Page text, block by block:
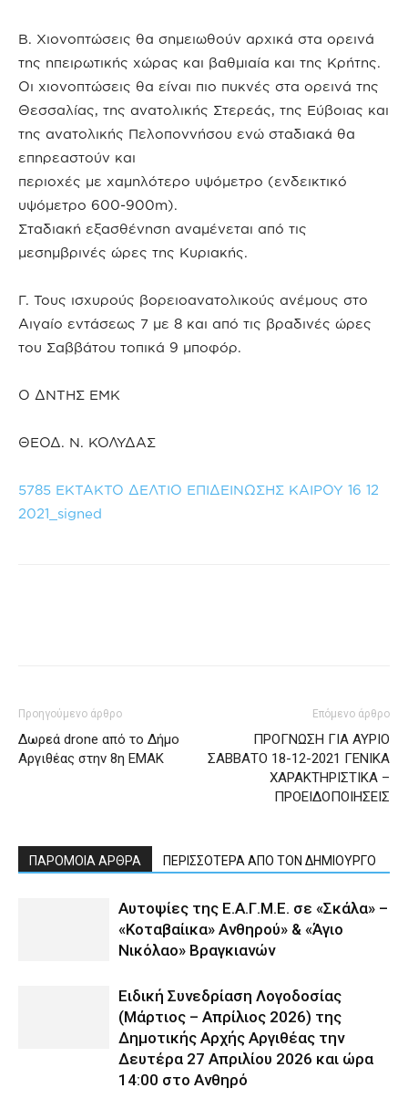
Β. Χιονοπτώσεις θα σημειωθούν αρχικά στα ορεινά
της ηπειρωτικής χώρας και βαθμιαία και της Κρήτης.
Οι χιονοπτώσεις θα είναι πιο πυκνές στα ορεινά της
Θεσσαλίας, της ανατολικής Στερεάς, της Εύβοιας και
της ανατολικής Πελοποννήσου ενώ σταδιακά θα
επηρεαστούν και
περιοχές με χαμηλότερο υψόμετρο (ενδεικτικό
υψόμετρο 600-900m).
Σταδιακή εξασθένηση αναμένεται από τις
μεσημβρινές ώρες της Κυριακής.
Γ. Τους ισχυρούς βορειοανατολικούς ανέμους στο
Αιγαίο εντάσεως 7 με 8 και από τις βραδινές ώρες
του Σαββάτου τοπικά 9 μποφόρ.
Ο ΔΝΤΗΣ ΕΜΚ
ΘΕΟΔ. Ν. ΚΟΛΥΔΑΣ
5785 ΕΚΤΑΚΤΟ ΔΕΛΤΙΟ ΕΠΙΔΕΙΝΩΣΗΣ ΚΑΙΡΟΥ 16 12
2021_signed
Προηγούμενο άρθρο
Δωρεά drone από το Δήμο
Αργιθέας στην 8η ΕΜΑΚ
Επόμενο άρθρο
ΠΡΟΓΝΩΣΗ ΓΙΑ ΑΥΡΙΟ
ΣΑΒΒΑΤΟ 18-12-2021 ΓΕΝΙΚΑ
ΧΑΡΑΚΤΗΡΙΣΤΙΚΑ –
ΠΡΟΕΙΔΟΠΟΙΗΣΕΙΣ
ΠΑΡΟΜΟΙΑ ΑΡΘΡΑ ΠΕΡΙΣΣΟΤΕΡΑ ΑΠΟ ΤΟΝ ΔΗΜΙΟΥΡΓΟ
Αυτοψίες της Ε.Α.Γ.Μ.Ε. σε «Σκάλα» –
«Κοταβαίικα» Ανθηρού» & «Άγιο
Νικόλαο» Βραγκιανών
Ειδική Συνεδρίαση Λογοδοσίας
(Μάρτιος – Απρίλιος 2026) της
Δημοτικής Αρχής Αργιθέας την
Δευτέρα 27 Απριλίου 2026 και ώρα
14:00 στο Ανθηρό